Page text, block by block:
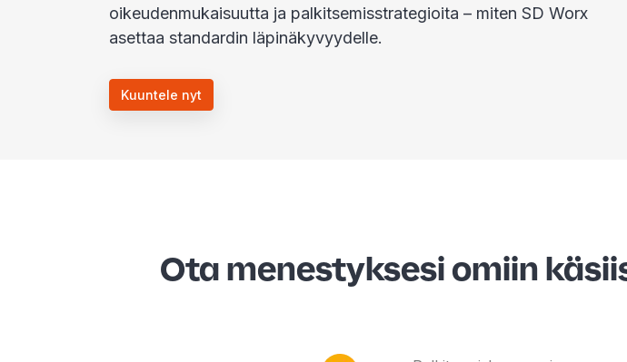
oikeudenmukaisuutta ja palkitsemisstrategioita – miten SD Worx
asettaa standardin läpinäkyvyydelle.
Kuuntele nyt
Ota menestyksesi omiin